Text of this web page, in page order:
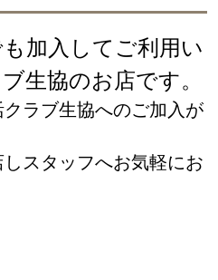
加入してご利用い
生協のお店です。
クラブ生協へのご加入が
スタッフへお気軽にお